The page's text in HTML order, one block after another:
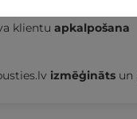
klientu apkalpošana
izmēģināts un